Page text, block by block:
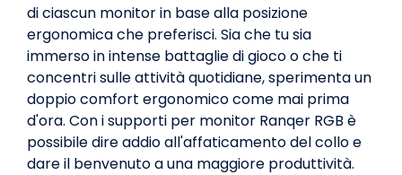
di ciascun monitor in base alla posizione
ergonomica che preferisci. Sia che tu sia
immerso in intense battaglie di gioco o che ti
concentri sulle attività quotidiane, sperimenta un
doppio comfort ergonomico come mai prima
d'ora. Con i supporti per monitor Ranqer RGB è
possibile dire addio all'affaticamento del collo e
dare il benvenuto a una maggiore produttività.